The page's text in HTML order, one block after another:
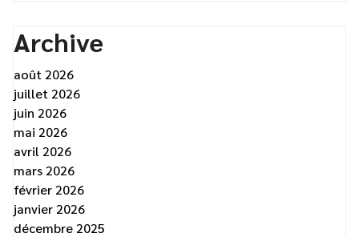
Archive
août 2026
juillet 2026
juin 2026
mai 2026
avril 2026
mars 2026
février 2026
janvier 2026
décembre 2025